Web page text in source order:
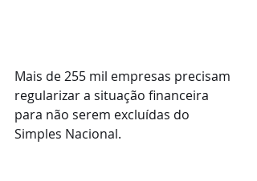
Mais de 255 mil empresas precisam
regularizar a situação financeira
para não serem excluídas do
Simples Nacional.